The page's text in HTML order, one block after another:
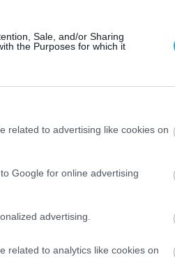
Sale, and/or Sharing
the Purposes for which it
related to advertising like cookies on
Google for online advertising
advertising.
related to analytics like cookies on
προτιμήσεις των